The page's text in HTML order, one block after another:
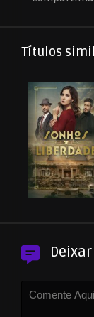
Títulos